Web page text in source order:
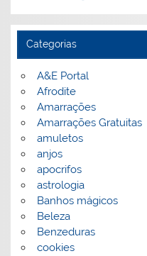
Categorias
A&E Portal
Afrodite
Amarrações
Amarrações Gratuitas
amuletos
anjos
apocrifos
astrologia
Banhos mágicos
Beleza
Benzeduras
cookies